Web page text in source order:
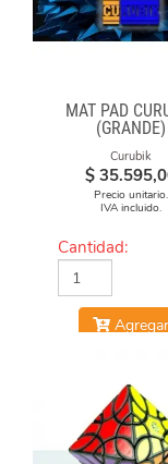
MAT PAD
(GRANDE)
Curubik
$
Precio unitario.
IVA incluido.
Cantidad:
Agregar